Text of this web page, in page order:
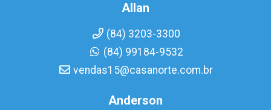
Allan
(84) 3203-3300
(84) 99184-9532
vendas15@casanorte.com.br
Anderson